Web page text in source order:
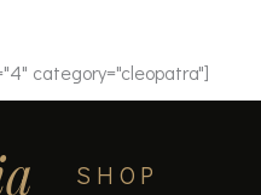
category="cleopatra"]
SHOP